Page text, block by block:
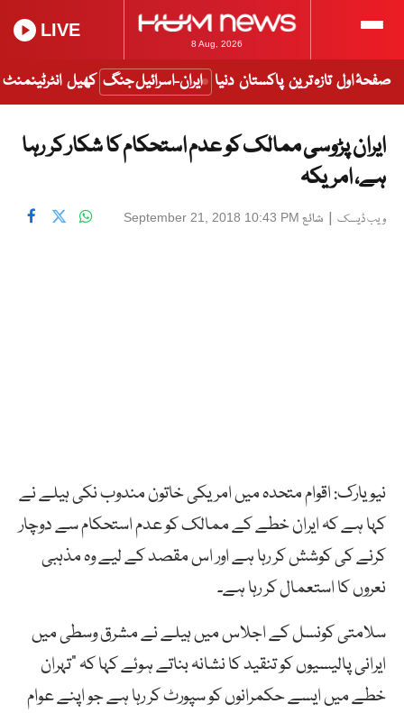
8 Aug, 2026
LIVE
صفحۂ اول تازہ ترین پاکستان دنیا ایران-اسرائیل جنگ کھیل انٹرٹینمنٹ
ایران پڑوسی ممالک کو عدم استحکام کا شکار کر رہا
ہے، امریکہ
ویب ڈیسک | شائع September 21, 2018 10:43 PM
نیویارک: اقوام متحدہ میں امریکی خاتون مندوب نکی ہیلے نے
کہا ہے کہ ایران خطے کے ممالک کو عدم استحکام سے دوچار
کرنے کی کوشش کر رہا ہے اور اس مقصد کے لیے وہ مذہبی
نعروں کا استعمال کر رہا ہے۔
سلامتی کونسل کے اجلاس میں ہیلے نے مشرق وسطی میں
ایرانی پالیسیوں کو تنقید کا نشانہ بناتے ہوئے کہا کہ “تہران
خطے میں ایسے حکمرانوں کو سپورٹ کر رہا ہے جو اپنے عوام